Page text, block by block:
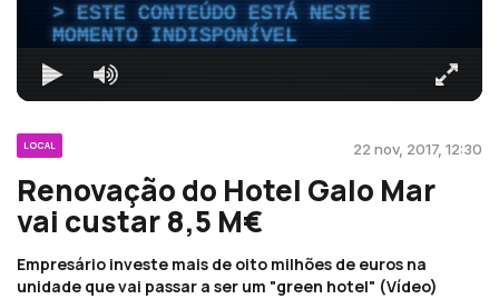
ESTE CONTEÚDO ESTÁ NESTE
MOMENTO INDISPONÍVEL
LOCAL 22 nov, 2017, 12:30
Renovação do Hotel Galo Mar
vai custar 8,5 M€
Empresário investe mais de oito milhões de euros na
unidade que vai passar a ser um "green hotel" (Vídeo)